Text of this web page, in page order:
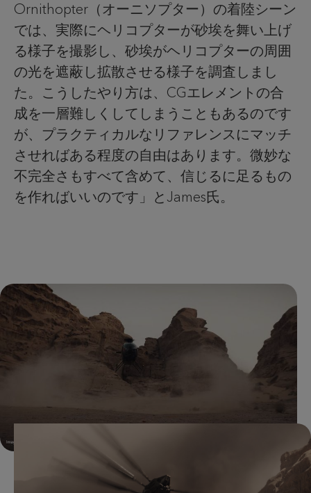
Ornithopter（オーニソプター）の着陸シーン
では、実際にヘリコプターが砂埃を舞い上げ
る様子を撮影し、砂埃がヘリコプターの周囲
の光を遮蔽し拡散させる様子を調査しまし
た。こうしたやり方は、CGエレメントの合
成を一層難しくしてしまうこともあるのです
が、プラクティカルなリファレンスにマッチ
させればある程度の自由はあります。微妙な
不完全さもすべて含めて、信じるに足るもの
を作ればいいのです」とJames氏。